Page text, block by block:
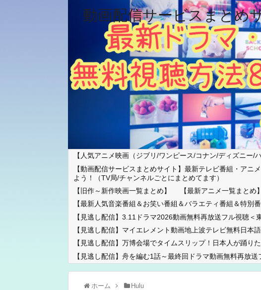
動画配信サービスまとめ
【人気アニメ映画（ジブリ/ワンピース/コナン/ディズニー/
【動画配信サービスまとめサイト】最新テレビ番組・ア
よう！（TV局/チャンネルごとにまとめてます）
【旧作～新作映画一覧まとめ】
【最新アニメ一覧まとめ】
【最新人気音楽番組＆お笑い番組＆バラエティ番組＆特別番
【見逃し配信】3.11ドラマ2026動画無料再放送フル視聴
【見逃し配信】マイエレメント動画地上波テレビ無料日本
【見逃し配信】万博会場でタイムスリップ！日本人が踊り
【見逃し配信】舟を編む1話～最終回ドラマ動画無料再放送
ホーム Hulu